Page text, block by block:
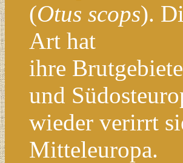
(Otus scops).
Art hat
ihre
und
wieder verirrt
Mitteleuropa.